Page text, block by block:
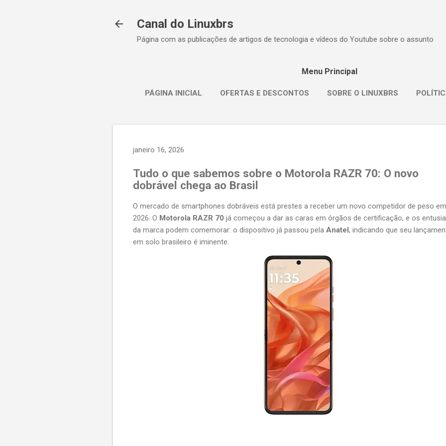
Canal do Linuxbrs
Página com as publicações de artigos de tecnologia e vídeos do Youtube sobre o assunto
Menu Principal
PÁGINA INICIAL OFERTAS E DESCONTOS SOBRE O LINUXBRS
janeiro 16, 2026
Tudo o que sabemos sobre o Motorola RAZR 70: O novo
dobrável chega ao Brasil
O mercado de smartphones dobráveis está prestes a receber um novo competidor de peso em
2026. O Motorola RAZR 70 já começou a dar as caras em órgãos de certificação, e os
da marca podem comemorar: o dispositivo já passou pela Anatel, indicando que seu
em solo brasileiro é iminente.